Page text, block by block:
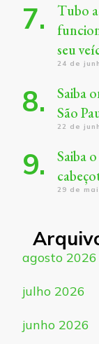
Tubo
seu
24 de
Saiba
São
22 de
Saiba
29 de
agosto 2026
julho 2026
junho 2026